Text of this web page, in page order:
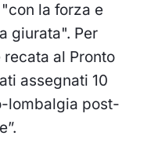
la forza e
giurata". Per
al Pronto
assegnati 10
lombalgia post-